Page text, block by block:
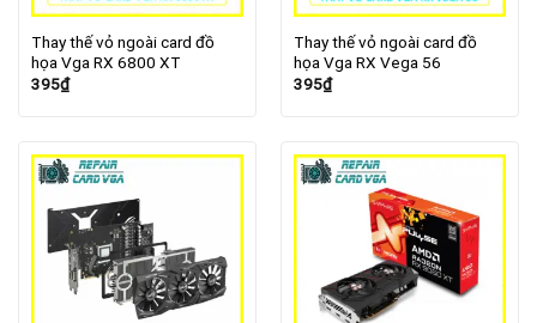
Thay thế vỏ ngoài card đồ
họa Vga RX 6800 XT
395₫
Thay thế vỏ ngoài card đồ
họa Vga RX Vega 56
395₫